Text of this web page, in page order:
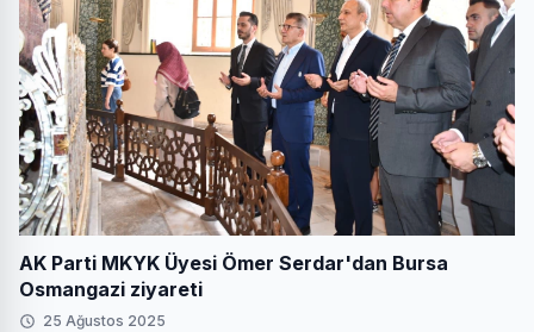
AK Parti MKYK Üyesi Ömer Serdar'dan Bursa
Osmangazi ziyareti
25 Ağustos 2025